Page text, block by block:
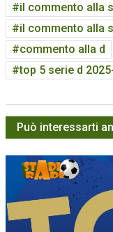
il commento alla
il commento alla
commento alla d
top 5 serie d
Può interessarti